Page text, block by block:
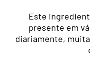
Este
presente em
diariamente,